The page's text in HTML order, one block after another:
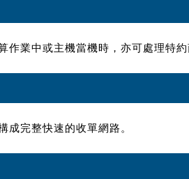
業中或主機當機時，亦可處理特約
成完整快速的收單網路。